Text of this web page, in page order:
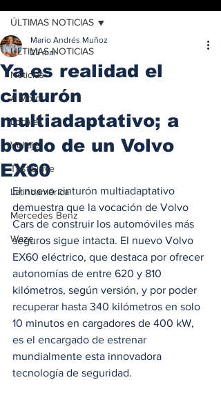
ÚLTIMAS NOTICIAS
Noticias
A Motor
Locales
Voltaje
Test Drive
Latinoamérica
Mercedes Benz
Waze
ÚLTIMAS NOTICIAS
Ya es realidad el
cinturón
multiadaptativo; a
bordo de un Volvo
EX60
Mario Andrés Muñoz
25 mar
El nuevo cinturón multiadaptativo
demuestra que la vocación de Volvo
Cars de construir los automóviles más
seguros sigue intacta. El nuevo Volvo
EX60 eléctrico, que destaca por ofrecer
autonomías de entre 620 y 810
kilómetros, según versión, y por poder
recuperar hasta 340 kilómetros en solo
10 minutos en cargadores de 400 kW,
es el encargado de estrenar
mundialmente esta innovadora
tecnología de seguridad.